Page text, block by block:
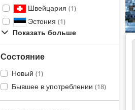
Швейцария (1)
Эстония (1)
Показать больше
Состояние
Новый (1)
Бывшее в употреблении (18)